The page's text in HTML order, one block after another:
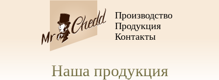
Производство
Продукция
Контакты
Наша продукция